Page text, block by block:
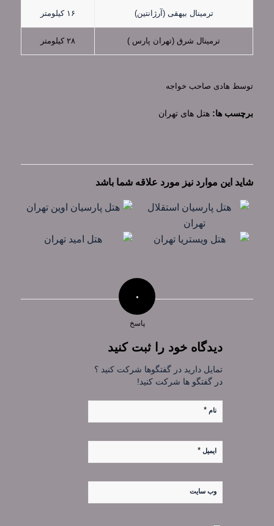
ترمینال بیهقی (آرژانتین) ۱۶ کیلومتر
ترمینال شرق (تهران پارس ) ۲۸ کیلومتر
توسط هادی صاحب خواجه
برچسب ها: هتل های تهران
شاید این موارد نیز مورد علاقه شما باشد
۰
پاسخ
دیدگاه خود را ثبت کنید
تمایل دارید در گفتگوها شرکت کنید ؟
در گفتگو ها شرکت کنید!
نام *
ایمیل *
وب‌ سایت